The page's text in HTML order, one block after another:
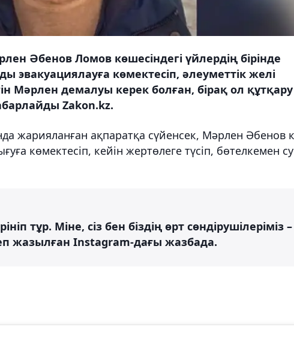
Әбенов Ломов көшесіндегі үйлердің бірінде
эвакуациялауға көмектесіп, әлеуметтік желі
Мәрлен демалуы керек болған, бірақ ол құтқару
Zakon.kz.
жарияланған ақпаратқа сүйенсек, Мәрлен Әбенов
көмектесіп, кейін жертөлеге түсіп, бөтелкемен су
тұр. Міне, сіз бен біздің өрт сөндірушілеріміз –
жазылған Instagram-дағы жазбада.